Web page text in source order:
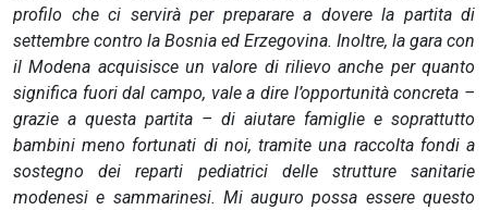
profilo che ci servirà per preparare a dovere la partita di
settembre contro la Bosnia ed Erzegovina. Inoltre, la gara con
il Modena acquisisce un valore di rilievo anche per quanto
significa fuori dal campo, vale a dire l’opportunità concreta –
grazie a questa partita – di aiutare famiglie e soprattutto
bambini meno fortunati di noi, tramite una raccolta fondi a
sostegno dei reparti pediatrici delle strutture sanitarie
modenesi e sammarinesi. Mi auguro possa essere questo